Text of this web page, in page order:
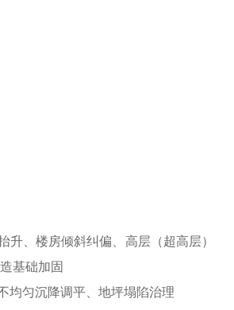
升、楼房倾斜纠偏、高层（超高层）
基础加固
均匀沉降调平、地坪塌陷治理